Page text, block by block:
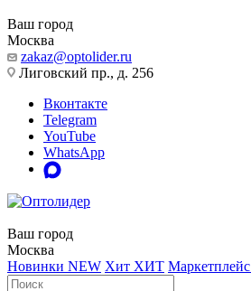
Ваш город
Москва
zakaz@optolider.ru
Лиговский пр., д. 256
Вконтакте
Telegram
YouTube
WhatsApp
Ваш город
Москва
Новинки NEW Хит ХИТ Маркетплейс